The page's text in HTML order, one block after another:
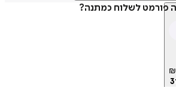
פורמט לשלוח כמתנה?
₪